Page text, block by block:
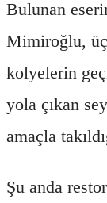
Bulunan
Mimiroğlu,
kolyelerin
yola çıkan
amaçla
Şu anda